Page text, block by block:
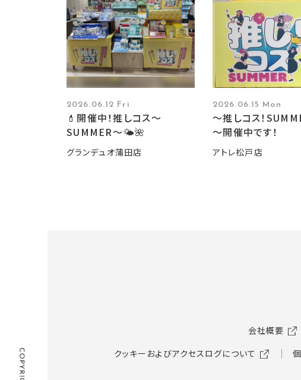
2026.06.12 Fri
💄開催中！推しコス〜
SUMMER〜🌤️🌺
グランデュオ蒲田店
2026.06.15 Mon
～推しコス！
～開催中です！
アトレ松戸店
会社概要
クッキーおよびアクセスログについて